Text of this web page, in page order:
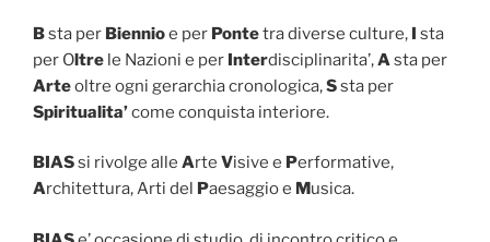
Bsta per Biennioe per Pontetra diverse culture, I sta
per Oltre le Nazioni e per Interdisciplinarita’,Asta per
Arteoltre ogni gerarchia cronologica,Ssta per
Spiritualita’come conquista interiore.
BIASsi rivolge alle Arte Visive e Performative,
Architettura, Arti del Paesaggio e M usica.